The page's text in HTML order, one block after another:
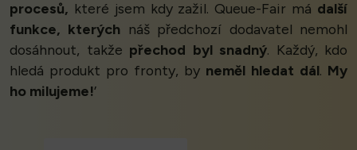
procesů, které jsem kdy zažil. Queue-Fair má další
funkce, kterých náš předchozí dodavatel nemohl
dosáhnout, takže přechod byl snadný. Každý, kdo
hledá produkt pro fronty, by neměl hledat dál. My
ho milujeme!’